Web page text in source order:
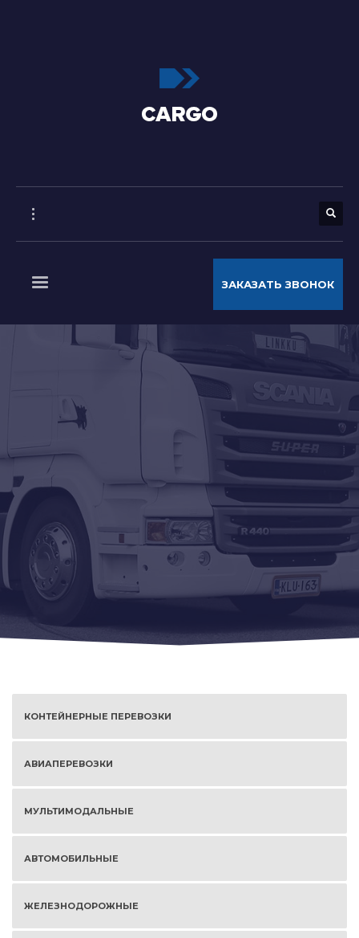
ЗАКАЗАТЬ ЗВОНОК
КОНТЕЙНЕРНЫЕ ПЕРЕВОЗКИ
АВИАПЕРЕВОЗКИ
МУЛЬТИМОДАЛЬНЫЕ
АВТОМОБИЛЬНЫЕ
ЖЕЛЕЗНОДОРОЖНЫЕ